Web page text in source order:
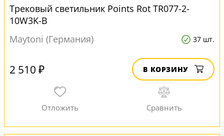
Трековый светильник Points Rot TR077-2-
10W3K-B
Maytoni (Германия)
37 шт.
2 510 ₽ В КОРЗИНУ